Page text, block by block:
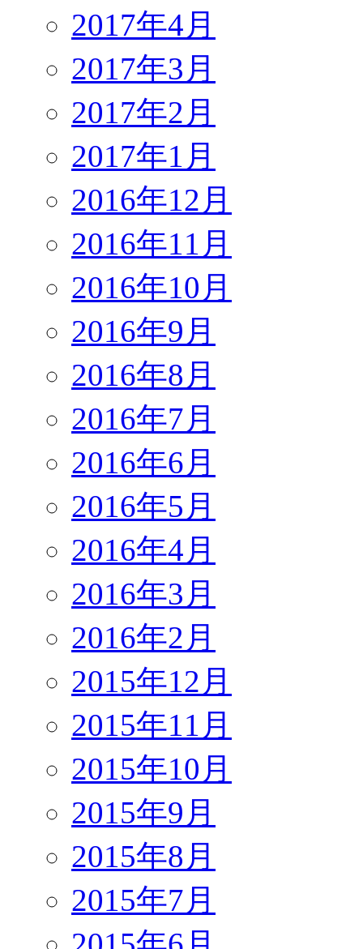
2017年4月
2017年3月
2017年2月
2017年1月
2016年12月
2016年11月
2016年10月
2016年9月
2016年8月
2016年7月
2016年6月
2016年5月
2016年4月
2016年3月
2016年2月
2015年12月
2015年11月
2015年10月
2015年9月
2015年8月
2015年7月